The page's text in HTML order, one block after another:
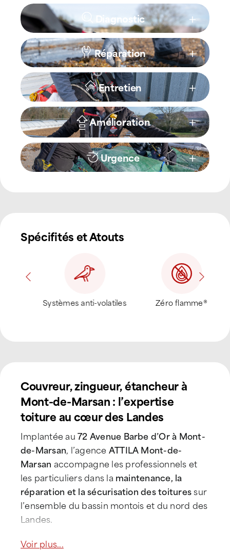
Diagnostic
Réparation
Entretien
Amélioration
Urgence
Spécifités et Atouts
Systèmes anti-volatiles Zéro flamme®
Couvreur, zingueur, étancheur à
Mont-de-Marsan : l’expertise
toiture au cœur des Landes
Implantée au72 Avenue Barbe d’Or à Mont-
de-Marsan , l’agence ATTILA Mont-de-
Marsan accompagne les professionnels et
les particuliers dans la maintenance, la
réparation et la sécurisation des toitures sur
l’ensemble du bassin montois et du nord des
Landes.
Ce territoire, structuré autour de
Voir plus...